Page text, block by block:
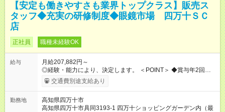
【安定も働きやすさも業界トップクラス】販売ス
タッフ◆充実の研修制度◆眼鏡市場 四万十ＳＣ
店
正社員 職種未経験OK
給与
月給207,882円～
◎経験・能力により、決定します。 ＜POINT＞ ◆賞与年2回・昇
給年2回 ◆各種手当（時間外、役職など）も充実 【年収例】 ▼1
年目：年収314万円 ▼2年目：年収347万円 ▼3年目：年収370万
態、給与は本採用時と同じです。
交通費別途支給あり
勤務地
高知県四万十市
高知県四万十市具同3193-1 四万十ショッピングガーデン内（最